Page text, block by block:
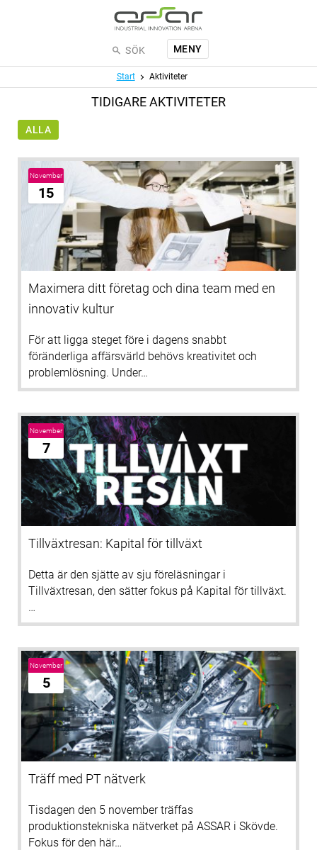
SÖK MENY
Meny Start Aktiviteter
TIDIGARE AKTIVITETER
ALLA
November
15
Maximera ditt företag och dina team med en
innovativ kultur
För att ligga steget före i dagens snabbt
föränderliga affärsvärld behövs kreativitet och
problemlösning. Under…
November
7
Tillväxtresan: Kapital för tillväxt
Detta är den sjätte av sju föreläsningar i
Tillväxtresan, den sätter fokus på Kapital för tillväxt.
…
November
5
Träff med PT nätverk
Tisdagen den 5 november träffas
produktionstekniska nätverket på ASSAR i Skövde.
Fokus för den här…